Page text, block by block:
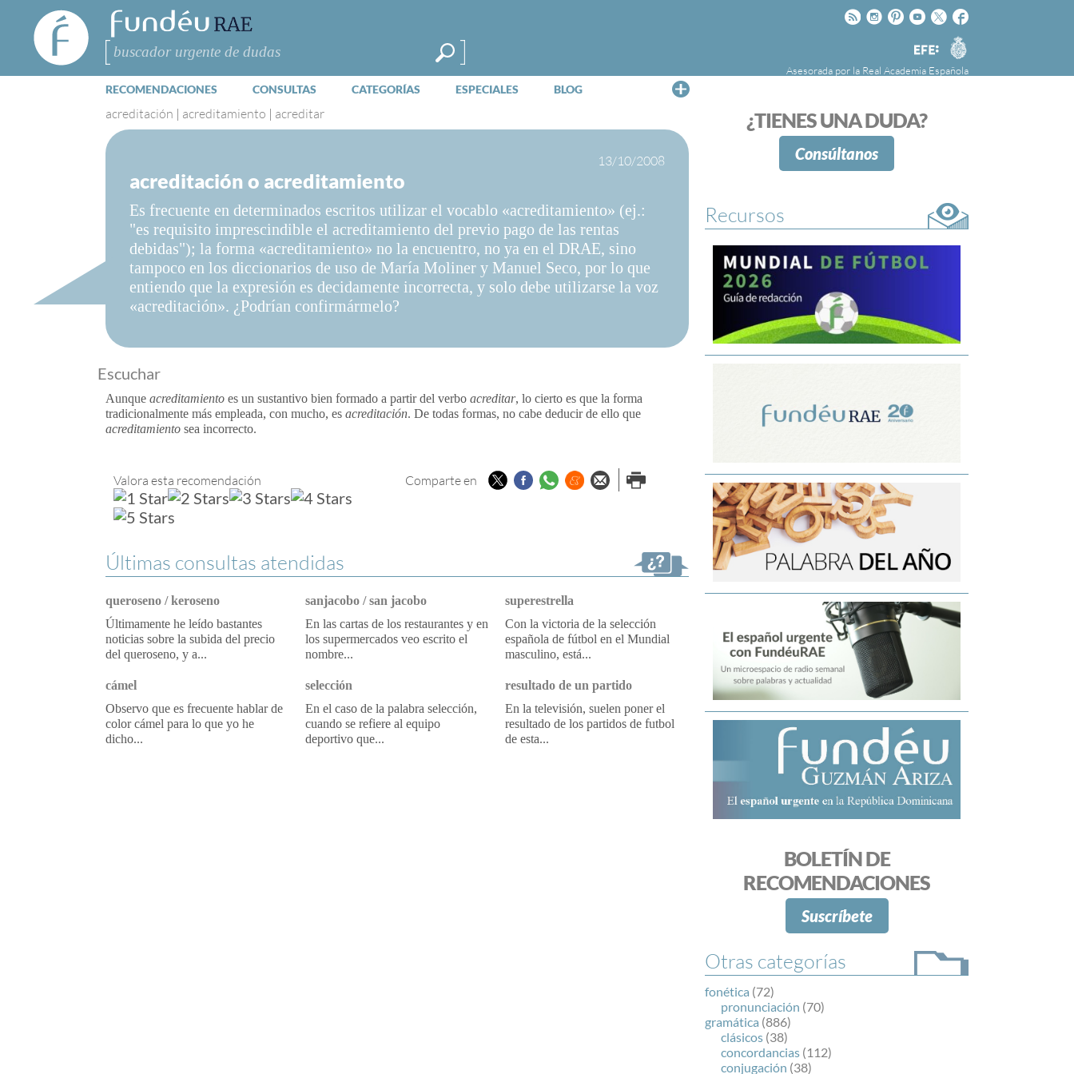
FundéuRAE
- Fundación
del Español
Urgente
Buscar
Facebook
Twitter
Youtube
Pinteres
Instagram
Rss
Agencia
EFE
Asesorada por la Real Academia Española
RECOMENDACIONES CONSULTAS CATEGORÍAS ESPECIALES BLOG
FundéuRAE es una fundación patrocinada por
la Agencia Efe y la Real Academia Española,
cuyo objetivo es colaborar con el buen uso del
¿TIENES UNA DUDA?
Consúltanos
acreditación | acreditamiento | acreditar
13/10/2008
acreditación o acreditamiento
Es frecuente en determinados escritos utilizar el vocablo «acreditamiento» (ej.:
"es requisito imprescindible el acreditamiento del previo pago de las rentas
debidas"); la forma «acreditamiento» no la encuentro, no ya en el DRAE, sino
tampoco en los diccionarios de uso de María Moliner y Manuel Seco, por lo que
entiendo que la expresión es decidamente incorrecta, y solo debe utilizarse la voz
«acreditación». ¿Podrían confirmármelo?
Escuchar
Aunque acreditamiento es un sustantivo bien formado a partir del verbo acreditar, lo cierto es que la forma
tradicionalmente más empleada, con mucho, es acreditación. De todas formas, no cabe deducir de ello que
acreditamiento sea incorrecto.
Valora esta recomendación Comparte en TwitterFacebook
Whatsapp
Menéame
Enviar porImprimir
Últimas consultas atendidas
queroseno / keroseno
Últimamente he leído bastantes
noticias sobre la subida del precio
del queroseno, y a...
sanjacobo / san jacobo
En las cartas de los restaurantes y en
los supermercados veo escrito el
nombre...
superestrella
Con la victoria de la selección
española de fútbol en el Mundial
masculino, está...
cámel
Observo que es frecuente hablar de
color cámel para lo que yo he
dicho...
selección
En el caso de la palabra selección,
cuando se refiere al equipo
deportivo que...
resultado de un partido
En la televisión, suelen poner el
resultado de los partidos de futbol
de esta...
Recursos
BOLETÍN DE
RECOMENDACIONES
Suscríbete
Otras categorías
fonética (72)
pronunciación (70)
gramática (886)
clásicos (38)
concordancias (112)
conjugación (38)